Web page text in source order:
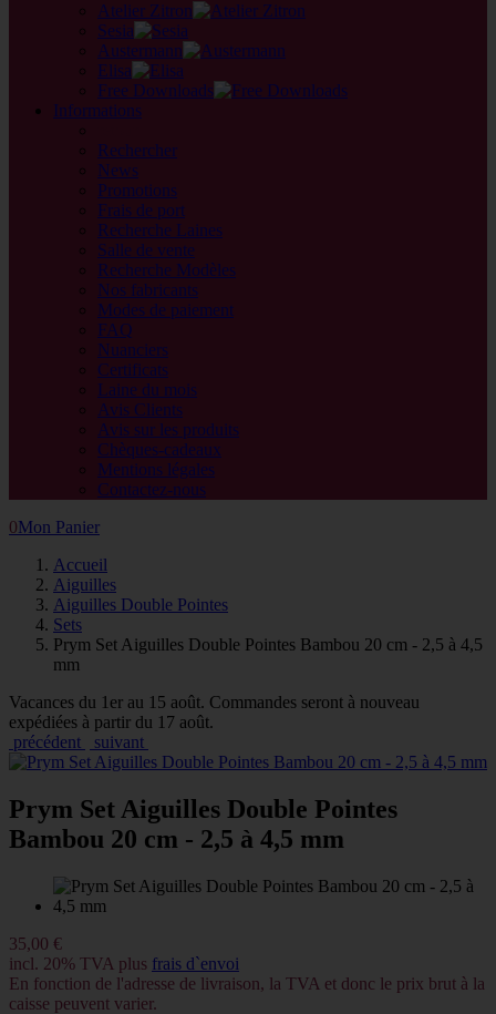
Atelier Zitron
Sesia
Austermann
Elisa
Free Downloads
Informations
Rechercher
News
Promotions
Frais de port
Recherche Laines
Salle de vente
Recherche Modèles
Nos fabricants
Modes de paiement
FAQ
Nuanciers
Certificats
Laine du mois
Avis Clients
Avis sur les produits
Chèques-cadeaux
Mentions légales
Contactez-nous
0Mon Panier
Accueil
Aiguilles
Aiguilles Double Pointes
Sets
Prym Set Aiguilles Double Pointes Bambou 20 cm - 2,5 à 4,5
mm
Vacances du 1er au 15 août. Commandes seront à nouveau
expédiées à partir du 17 août.
précédent
suivant
Prym Set Aiguilles Double Pointes
Bambou 20 cm - 2,5 à 4,5 mm
35,00 €
incl. 20% TVA plus frais d`envoi
En fonction de l'adresse de livraison, la TVA et donc le prix brut à la
caisse peuvent varier.